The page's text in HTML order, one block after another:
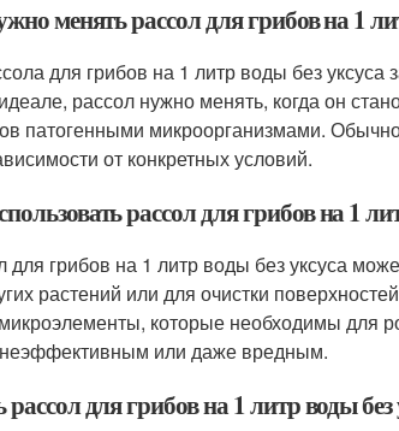
менять рассол для грибов на 1
для грибов на 1 литр воды без уксуса
рассол нужно менять, когда он
патогенными микроорганизмами.
от конкретных условий.
рассол для грибов на 1
грибов на 1 литр воды без уксуса
растений или для очистки
которые необходимы для
или даже вредным.
для грибов на 1 литр воды без